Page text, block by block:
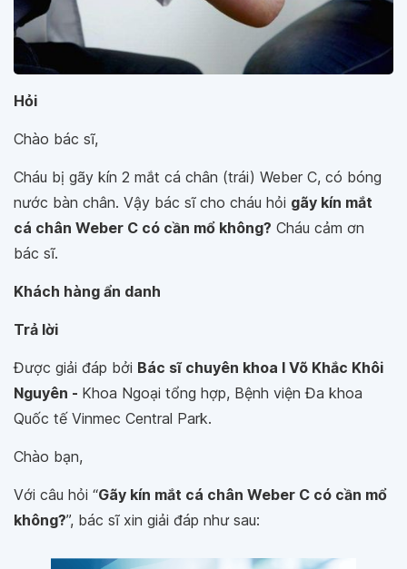
Hỏi
Chào bác sĩ,
Cháu bị gãy kín 2 mắt cá chân (trái) Weber C, có bóng
nước bàn chân. Vậy bác sĩ cho cháu hỏi gãy kín mắt
cá chân Weber C có cần mổ không? Cháu cảm ơn
bác sĩ.
Khách hàng ẩn danh
Trả lời
Được giải đáp bởi Bác sĩ chuyên khoa I Võ Khắc Khôi
Nguyên - Khoa Ngoại tổng hợp, Bệnh viện Đa khoa
Quốc tế Vinmec Central Park.
Chào bạn,
Với câu hỏi “Gãy kín mắt cá chân Weber C có cần mổ
không?”, bác sĩ xin giải đáp như sau: